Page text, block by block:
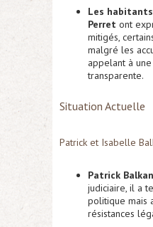
Les
Perret ont
mitigés,
malgré les
appelant à
transparente.
Situation Actuelle
Patrick et Isabelle
Patrick
judiciaire, il a
politique mais
résistances